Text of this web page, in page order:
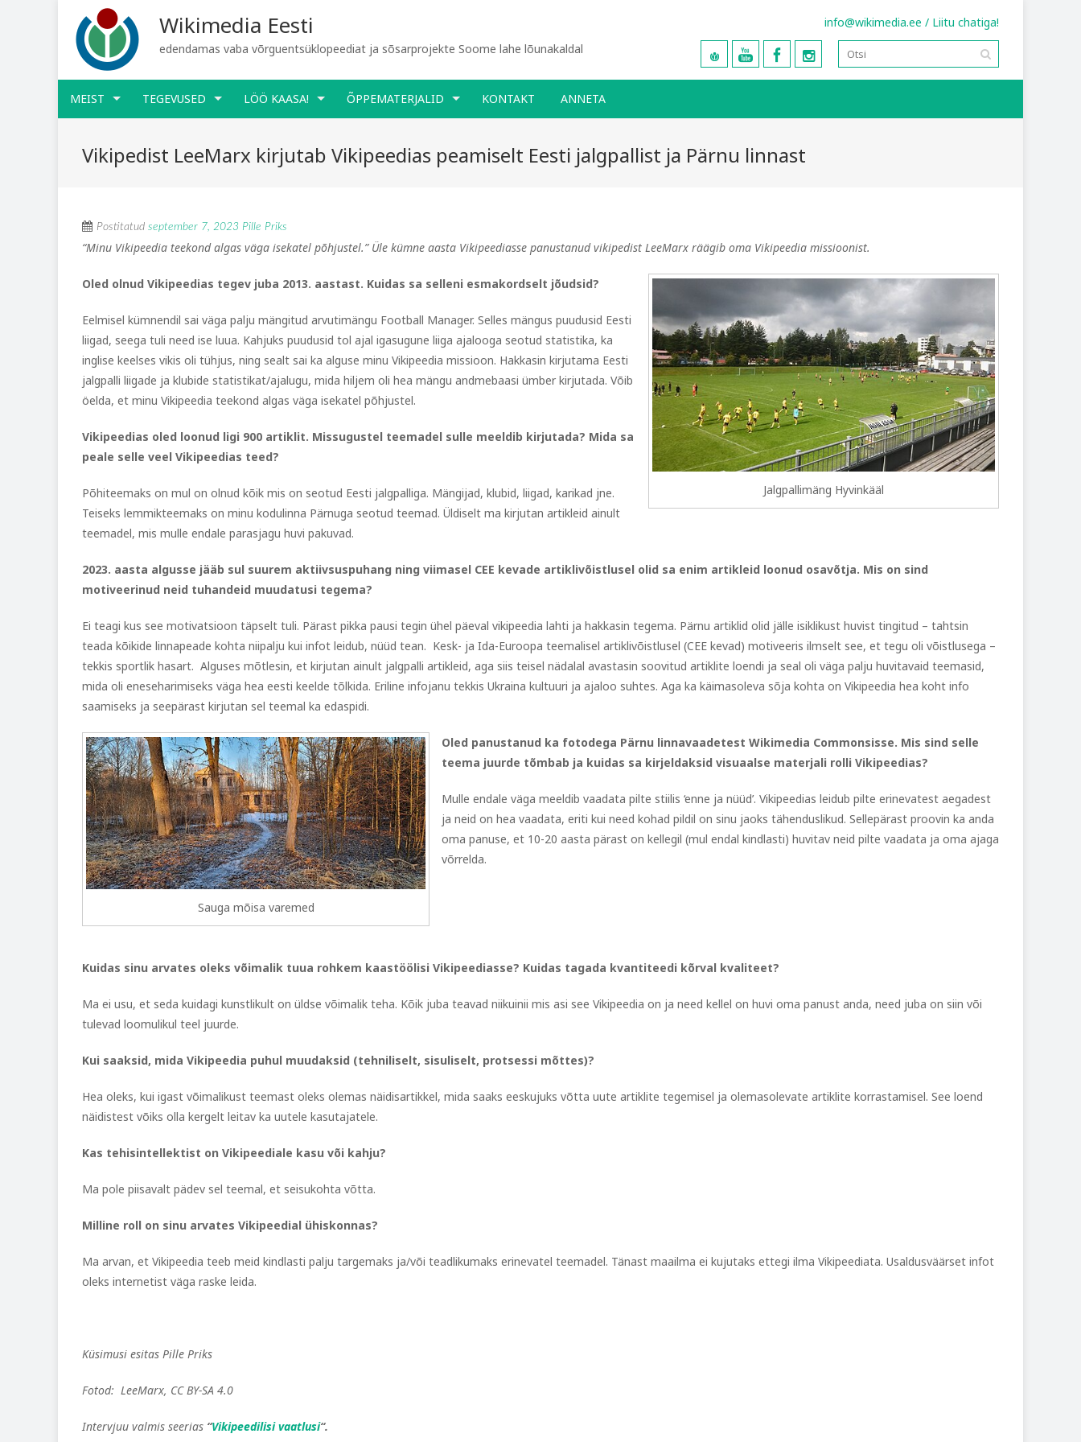
Wikimedia Eesti
edendamas vaba võrguentsüklopeediat ja sõsarprojekte Soome lahe lõunakaldal
info@wikimedia.ee / Liitu chatiga!
MEIST TEGEVUSED LÖÖ KAASA! ÕPPEMATERJALID KONTAKT ANNETA
Vikipedist LeeMarx kirjutab Vikipeedias peamiselt Eesti jalgpallist ja Pärnu linnast
Postitatud september 7, 2023 Pille Priks
“Minu Vikipeedia teekond algas väga isekatel põhjustel.” Üle kümne aasta Vikipeediasse panustanud vikipedist LeeMarx räägib oma Vikipeedia missioonist.
Jalgpallimäng Hyvinkääl
Oled olnud Vikipeedias tegev juba 2013. aastast. Kuidas sa selleni esmakordselt jõudsid?
Eelmisel kümnendil sai väga palju mängitud arvutimängu Football Manager. Selles mängus puudusid Eesti
liigad, seega tuli need ise luua. Kahjuks puudusid tol ajal igasugune liiga ajalooga seotud statistika, ka
inglise keelses vikis oli tühjus, ning sealt sai ka alguse minu Vikipeedia missioon. Hakkasin kirjutama Eesti
jalgpalli liigade ja klubide statistikat/ajalugu, mida hiljem oli hea mängu andmebaasi ümber kirjutada. Võib
öelda, et minu Vikipeedia teekond algas väga isekatel põhjustel.
Vikipeedias oled loonud ligi 900 artiklit. Missugustel teemadel sulle meeldib kirjutada? Mida sa
peale selle veel Vikipeedias teed?
Põhiteemaks on mul on olnud kõik mis on seotud Eesti jalgpalliga. Mängijad, klubid, liigad, karikad jne.
Teiseks lemmikteemaks on minu kodulinna Pärnuga seotud teemad. Üldiselt ma kirjutan artikleid ainult
teemadel, mis mulle endale parasjagu huvi pakuvad.
2023. aasta algusse jääb sul suurem aktiivsuspuhang ning viimasel CEE kevade artiklivõistlusel olid sa enim artikleid loonud osavõtja. Mis on sind
motiveerinud neid tuhandeid muudatusi tegema?
Ei teagi kus see motivatsioon täpselt tuli. Pärast pikka pausi tegin ühel päeval vikipeedia lahti ja hakkasin tegema. Pärnu artiklid olid jälle isiklikust huvist tingitud – tahtsin
teada kõikide linnapeade kohta niipalju kui infot leidub, nüüd tean. Kesk- ja Ida-Euroopa teemalisel artiklivõistlusel (CEE kevad) motiveeris ilmselt see, et tegu oli võistlusega –
tekkis sportlik hasart. Alguses mõtlesin, et kirjutan ainult jalgpalli artikleid, aga siis teisel nädalal avastasin soovitud artiklite loendi ja seal oli väga palju huvitavaid teemasid,
mida oli eneseharimiseks väga hea eesti keelde tõlkida. Eriline infojanu tekkis Ukraina kultuuri ja ajaloo suhtes. Aga ka käimasoleva sõja kohta on Vikipeedia hea koht info
saamiseks ja seepärast kirjutan sel teemal ka edaspidi.
Sauga mõisa varemed
Oled panustanud ka fotodega Pärnu linnavaadetest Wikimedia Commonsisse. Mis sind selle
teema juurde tõmbab ja kuidas sa kirjeldaksid visuaalse materjali rolli Vikipeedias?
Mulle endale väga meeldib vaadata pilte stiilis ‘enne ja nüüd’. Vikipeedias leidub pilte erinevatest aegadest
ja neid on hea vaadata, eriti kui need kohad pildil on sinu jaoks tähenduslikud. Sellepärast proovin ka anda
oma panuse, et 10-20 aasta pärast on kellegil (mul endal kindlasti) huvitav neid pilte vaadata ja oma ajaga
võrrelda.
Kuidas sinu arvates oleks võimalik tuua rohkem kaastöölisi Vikipeediasse? Kuidas tagada kvantiteedi kõrval kvaliteet?
Ma ei usu, et seda kuidagi kunstlikult on üldse võimalik teha. Kõik juba teavad niikuinii mis asi see Vikipeedia on ja need kellel on huvi oma panust anda, need juba on siin või
tulevad loomulikul teel juurde.
Kui saaksid, mida Vikipeedia puhul muudaksid (tehniliselt, sisuliselt, protsessi mõttes)?
Hea oleks, kui igast võimalikust teemast oleks olemas näidisartikkel, mida saaks eeskujuks võtta uute artiklite tegemisel ja olemasolevate artiklite korrastamisel. See loend
näidistest võiks olla kergelt leitav ka uutele kasutajatele.
Kas tehisintellektist on Vikipeediale kasu või kahju?
Ma pole piisavalt pädev sel teemal, et seisukohta võtta.
Milline roll on sinu arvates Vikipeedial ühiskonnas?
Ma arvan, et Vikipeedia teeb meid kindlasti palju targemaks ja/või teadlikumaks erinevatel teemadel. Tänast maailma ei kujutaks ettegi ilma Vikipeediata. Usaldusväärset infot
oleks internetist väga raske leida.
Küsimusi esitas Pille Priks
Fotod: LeeMarx, CC BY-SA 4.0
Intervjuu valmis seerias “Vikipeedilisi vaatlusi“.